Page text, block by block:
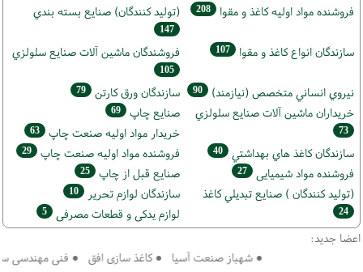
فروشنده مواد اوليه كاغذ و مقوا 208 (تولید كنندگان) صنايع بسته بندي
147
سازندگان انواع کاغذ و مقوا 107 فروشندگان ماشين آلات صنايع سلولزي
105
نيروي انساني متخصص (نیازمند) 90 سازندگان ورق كارتن 79
خریداران ماشين آلات صنايع سلولزي
73
صنايع چاپ 69
خريدار مواد اوليه صنعت چاپ 63
سازندگان كاغذ هاي بهداشتي 40 فروشنده مواد اوليه صنعت چاپ 29
فروشنده مواد شیمیایی 27 صنايع قبل از چاپ 25
(تولید كنندگان ) صنايع تبديلي كاغذ
24
سازندگان لوازم تحریر 10
لوازم یدکی و قطعات مصرفی 5
اعضا جدید:
● شهباز صنعت آسیا ● کاغذ سازی افق ● فنی مهندسی